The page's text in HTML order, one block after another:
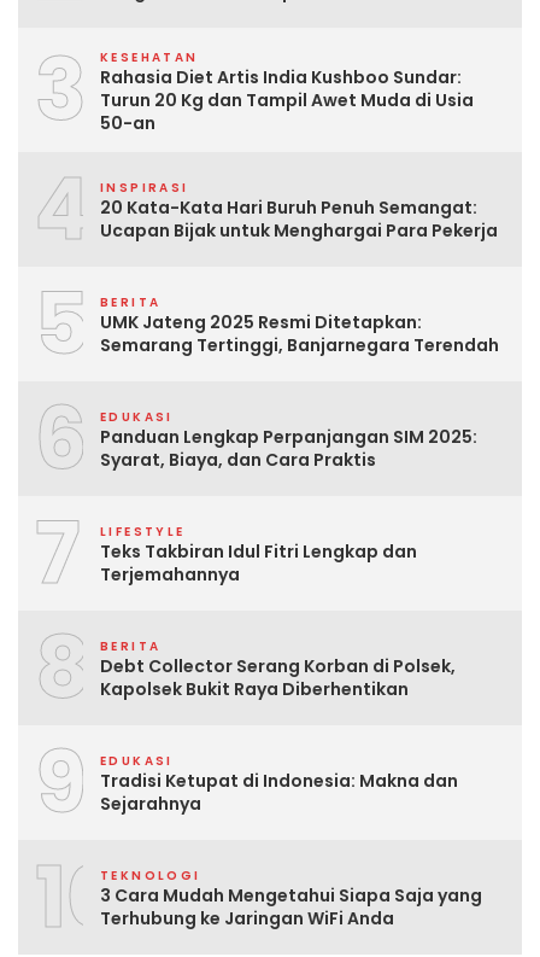
3 KESEHATAN
Rahasia Diet Artis India Kushboo Sundar:
Turun 20 Kg dan Tampil Awet Muda di Usia
50-an
4 INSPIRASI
20 Kata-Kata Hari Buruh Penuh Semangat:
Ucapan Bijak untuk Menghargai Para Pekerja
5 BERITA
UMK Jateng 2025 Resmi Ditetapkan:
Semarang Tertinggi, Banjarnegara Terendah
6 EDUKASI
Panduan Lengkap Perpanjangan SIM 2025:
Syarat, Biaya, dan Cara Praktis
7 LIFESTYLE
Teks Takbiran Idul Fitri Lengkap dan
Terjemahannya
8 BERITA
Debt Collector Serang Korban di Polsek,
Kapolsek Bukit Raya Diberhentikan
9 EDUKASI
Tradisi Ketupat di Indonesia: Makna dan
Sejarahnya
10TEKNOLOGI
3 Cara Mudah Mengetahui Siapa Saja yang
Terhubung ke Jaringan WiFi Anda